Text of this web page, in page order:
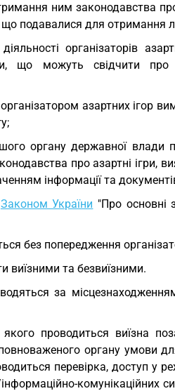
ним законодавства
подавалися для отримання
організаторів
що можуть свідчити про
азартних ігор
органу державної
про азартні ігри,
інформації та
Законом України "Про основні
без попередження
виїзними та безвиїзними.
за
проводиться виїзна
органу умови
перевірка, доступ у
комунікаційних